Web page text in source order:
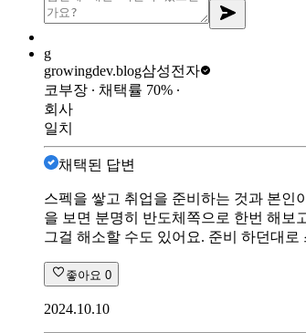
g
growingdev.blog삼성전자
코부장 ∙ 채택률 70% ∙
회사
일치
채택된 답변
스펙을 쌓고 취업을 준비하는 것과 본인
을 보면 분명히 반도체쪽으로 한번 해보
그걸 해소할 수도 있어요. 준비 하던대로
좋아요 0
2024.10.10